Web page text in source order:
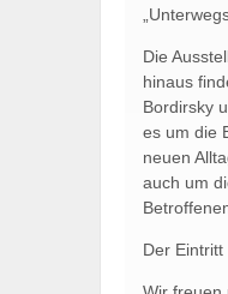
Die
hinaus
Bordirsky
es um die
neuen
auch um
Der Eintritt